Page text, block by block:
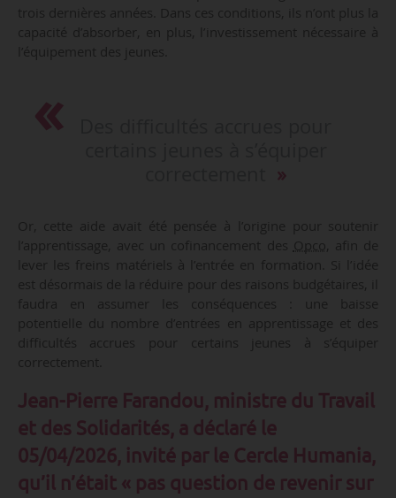
trois dernières années. Dans ces conditions, ils n’ont plus la
capacité d’absorber, en plus, l’investissement nécessaire à
l’équipement des jeunes.
Or, cette aide avait été pensée à l’origine pour soutenir
l’apprentissage, avec un cofinancement des Opco , afin de
lever les freins matériels à l’entrée en formation. Si l’idée
est désormais de la réduire pour des raisons budgétaires, il
faudra en assumer les conséquences : une baisse
potentielle du nombre d’entrées en apprentissage et des
difficultés accrues pour certains jeunes à s’équiper
correctement.
Jean-Pierre Farandou, ministre du Travail
et des Solidarités, a déclaré le
05/04/2026, invité par le Cercle Humania,
qu’il n’était « pas question de revenir sur